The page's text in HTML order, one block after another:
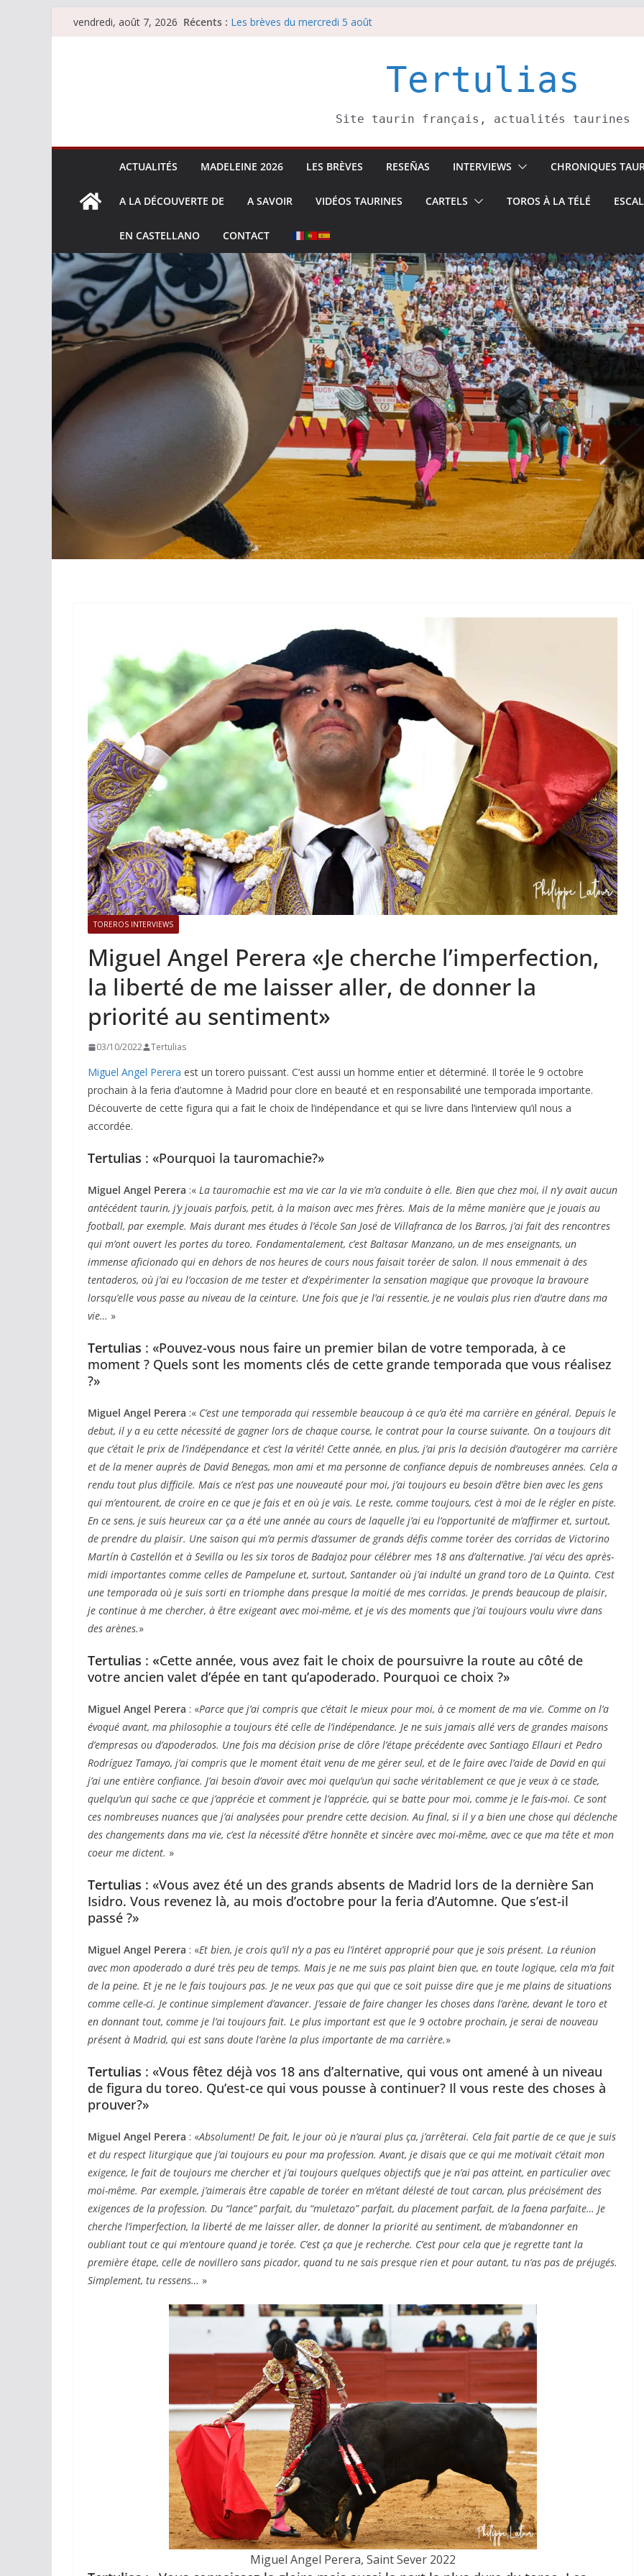
Passervendredi, août 7, 2026 Récents : Les brèves du mercredi 5 août
Tertulias
Site taurin français, actualités taurines
ACTUALITÉS MADELEINE 2026 LES BRÈVES RESEÑAS INTERVIEWS CHRONIQUES
A LA DÉCOUVERTE DE A SAVOIR VIDÉOS TAURINES CARTELS TOROS À LA TÉLÉ
EN CASTELLANO CONTACT
TOREROS INTERVIEWS
Miguel Angel Perera «Je cherche l’imperfection,
la liberté de me laisser aller, de donner la
priorité au sentiment»
03/10/2022 Tertulias
Miguel Angel Perera est un torero puissant. C’est aussi un homme entier et déterminé. Il torée le 9 octobre
prochain à la feria d’automne à Madrid pour clore en beauté et en responsabilité une temporada importante.
Découverte de cette figura qui a fait le choix de l’indépendance et qui se livre dans l’interview qu’il nous a
accordée.
Tertulias : «Pourquoi la tauromachie?»
Miguel Angel Perera :« La tauromachie est ma vie car la vie m’a conduite à elle. Bien que chez moi, il n’y avait aucun
antécédent taurin, j’y jouais parfois, petit, à la maison avec mes frères. Mais de la même manière que je jouais au
football, par exemple. Mais durant mes études à l’école San José de Villafranca de los Barros, j’ai fait des rencontres
qui m’ont ouvert les portes du toreo. Fondamentalement, c’est Baltasar Manzano, un de mes enseignants, un
immense aficionado qui en dehors de nos heures de cours nous faisait toréer de salon. Il nous emmenait à des
tentaderos, où j’ai eu l’occasion de me tester et d’expérimenter la sensation magique que provoque la bravoure
lorsqu’elle vous passe au niveau de la ceinture. Une fois que je l’ai ressentie, je ne voulais plus rien d’autre dans ma
vie… »
Tertulias : «Pouvez-vous nous faire un premier bilan de votre temporada, à ce
moment ? Quels sont les moments clés de cette grande temporada que vous réalisez
?»
Miguel Angel Perera :« C’est une temporada qui ressemble beaucoup à ce qu’a été ma carrière en général. Depuis le
debut, il y a eu cette nécessité de gagner lors de chaque course, le contrat pour la course suivante. On a toujours dit
que c’était le prix de l’indépendance et c’est la vérité! Cette année, en plus, j’ai pris la decisión d’autogérer ma carrière
et de la mener auprès de David Benegas, mon ami et ma personne de confiance depuis de nombreuses années. Cela a
rendu tout plus difficile. Mais ce n’est pas une nouveauté pour moi, j’ai toujours eu besoin d’être bien avec les gens
qui m’entourent, de croire en ce que je fais et en où je vais. Le reste, comme toujours, c’est à moi de le régler en piste.
En ce sens, je suis heureux car ça a été une année au cours de laquelle j’ai eu l’opportunité de m’affirmer et, surtout,
de prendre du plaisir. Une saison qui m’a permis d’assumer de grands défis comme toréer des corridas de Victorino
Martín à Castellón et à Sevilla ou les six toros de Badajoz pour célébrer mes 18 ans d’alternative. J’ai vécu des après-
midi importantes comme celles de Pampelune et, surtout, Santander où j’ai indulté un grand toro de La Quinta. C’est
une temporada où je suis sorti en triomphe dans presque la moitié de mes corridas. Je prends beaucoup de plaisir,
je continue à me chercher, à être exigeant avec moi-même, et je vis des moments que j’ai toujours voulu vivre dans
des arènes.»
Tertulias : «Cette année, vous avez fait le choix de poursuivre la route au côté de
votre ancien valet d’épée en tant qu’apoderado. Pourquoi ce choix ?»
Miguel Angel Perera : «Parce que j’ai compris que c’était le mieux pour moi, à ce moment de ma vie. Comme on l’a
évoqué avant, ma philosophie a toujours été celle de l’indépendance. Je ne suis jamais allé vers de grandes maisons
d’empresas ou d’apoderados. Une fois ma décision prise de clôre l’étape précédente avec Santiago Ellauri et Pedro
Rodríguez Tamayo, j’ai compris que le moment était venu de me gérer seul, et de le faire avec l’aide de David en qui
j’ai une entière confiance. J’ai besoin d’avoir avec moi quelqu’un qui sache véritablement ce que je veux à ce stade,
quelqu’un qui sache ce que j’apprécie et comment je l’apprécie, qui se batte pour moi, comme je le fais-moi. Ce sont
ces nombreuses nuances que j’ai analysées pour prendre cette decision. Au final, si il y a bien une chose qui déclenche
des changements dans ma vie, c’est la nécessité d’être honnête et sincère avec moi-même, avec ce que ma tête et mon
coeur me dictent. »
Tertulias : «Vous avez été un des grands absents de Madrid lors de la dernière San
Isidro. Vous revenez là, au mois d’octobre pour la feria d’Automne. Que s’est-il
passé ?»
Miguel Angel Perera : «Et bien, je crois qu’il n’y a pas eu l’intéret approprié pour que je sois présent. La réunion
avec mon apoderado a duré très peu de temps. Mais je ne me suis pas plaint bien que, en toute logique, cela m’a fait
de la peine. Et je ne le fais toujours pas. Je ne veux pas que qui que ce soit puisse dire que je me plains de situations
comme celle-ci. Je continue simplement d’avancer. J’essaie de faire changer les choses dans l’arène, devant le toro et
en donnant tout, comme je l’ai toujours fait. Le plus important est que le 9 octobre prochain, je serai de nouveau
présent à Madrid, qui est sans doute l’arène la plus importante de ma carrière.»
Tertulias : «Vous fêtez déjà vos 18 ans d’alternative, qui vous ont amené à un niveau
de figura du toreo. Qu’est-ce qui vous pousse à continuer? Il vous reste des choses à
prouver?»
Miguel Angel Perera : «Absolument! De fait, le jour où je n’aurai plus ça, j’arrêterai. Cela fait partie de ce que je suis
et du respect liturgique que j’ai toujours eu pour ma profession. Avant, je disais que ce qui me motivait c’était mon
exigence, le fait de toujours me chercher et j’ai toujours quelques objectifs que je n’ai pas atteint, en particulier avec
moi-même. Par exemple, j’aimerais être capable de toréer en m’étant délesté de tout carcan, plus précisément des
exigences de la profession. Du “lance” parfait, du “muletazo” parfait, du placement parfait, de la faena parfaite… Je
cherche l’imperfection, la liberté de me laisser aller, de donner la priorité au sentiment, de m’abandonner en
oubliant tout ce qui m’entoure quand je torée. C’est ça que je recherche. C’est pour cela que je regrette tant la
première étape, celle de novillero sans picador, quand tu ne sais presque rien et pour autant, tu n’as pas de préjugés.
Simplement, tu ressens… »
Miguel Angel Perera, Saint Sever 2022
ACTUALITÉS TAURINES PHOTOS TAURINES 2026
Istres, l’ouverture en
photos
19/06/2026 Tertulias
ACTUALITÉS TAURINES
Bayonne, la corrida des
fêtes en photos
17/07/2026 Tertulias
ACTUALITÉS TAURINES
CHRONIQUES TAURINES 2026
Arles : au seuil des
espérances.
02/04/2026 Olivier Castelnau
Istres : la feria des
ultimes émotions
18/06/2026 Olivier Castelnau